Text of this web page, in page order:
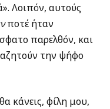
Λοιπόν, αυτούς
ποτέ ήταν
παρελθόν, και
την ψήφο
κάνεις, φίλη μου,